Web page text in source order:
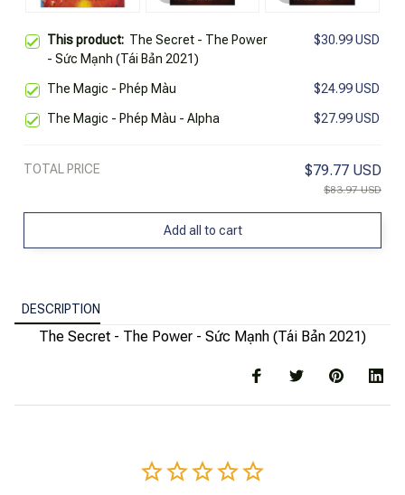
This product: The Secret - The Power
- Sức Mạnh (Tái Bản 2021)
$30.99 USD
The Magic - Phép Màu $24.99 USD
The Magic - Phép Màu - Alpha $27.99 USD
TOTAL PRICE $79.77 USD
$83.97 USD
Add all to cart
DESCRIPTION
The Secret - The Power - Sức Mạnh (Tái Bản 2021)